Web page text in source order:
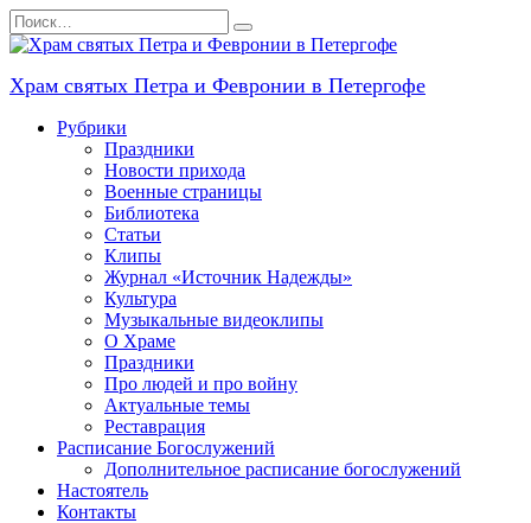
Перейти
к
содержанию
Search
for:
Храм святых Петра и Февронии в Петергофе
Рубрики
Праздники
Новости прихода
Военные страницы
Библиотека
Статьи
Клипы
Журнал «Источник Надежды»
Культура
Музыкальные видеоклипы
О Храме
Праздники
Про людей и про войну
Актуальные темы
Реставрация
Расписание Богослужений
Дополнительное расписание богослужений
Настоятель
Контакты